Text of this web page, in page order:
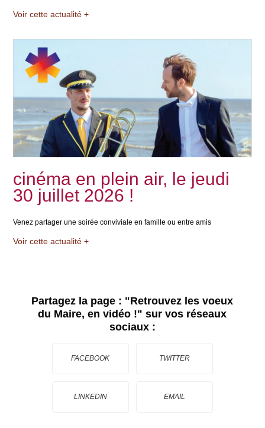
Voir cette actualité +
cinéma en plein air, le jeudi
30 juillet 2026 !
Venez partager une soirée conviviale en famille ou entre amis
Voir cette actualité +
Partagez la page : "Retrouvez les voeux
du Maire, en vidéo !" sur vos réseaux
sociaux :
FACEBOOK TWITTER
LINKEDIN EMAIL